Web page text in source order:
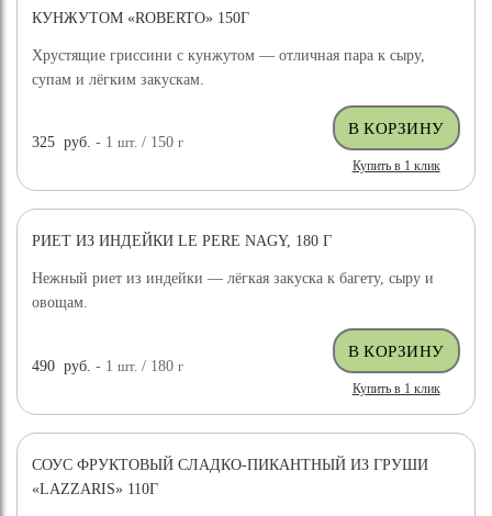
КУНЖУТОМ «ROBERTO» 150Г
Хрустящие гриссини с кунжутом — отличная пара к сыру,
супам и лёгким закускам.
325 руб. - 1шт. / 150г
Купить в 1 клик
РИЕТ ИЗ ИНДЕЙКИ LE PERE NAGY, 180 Г
Нежный риет из индейки — лёгкая закуска к багету, сыру и
овощам.
490 руб. - 1шт. / 180г
Купить в 1 клик
СОУС ФРУКТОВЫЙ СЛАДКО-ПИКАНТНЫЙ ИЗ ГРУШИ
«LAZZARIS» 110Г